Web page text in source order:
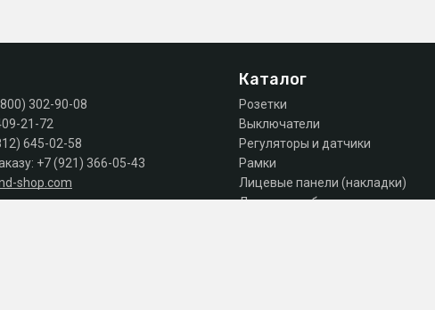
302-90-08
21-72
645-02-58
+7 (921) 366-05-43
shop.com
Каталог
Розетки
Выключатели
Регуляторы и датчики
Рамки
Лицевые панели (накладки)
Лючки, коробки, комплектующие